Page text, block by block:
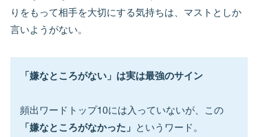
りをもって相手を大切にする気持ちは、マストとしか
言いようがない。
「嫌なところがない」は実は最強のサイン
頻出ワードトップ10には入っていないが、この
「嫌なところがなかった」 というワード。